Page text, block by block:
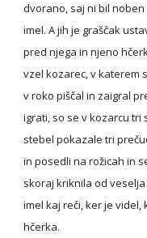
dvorano, saj ni bil
imel. A jih je graščak
pred njega in njeno
vzel kozarec, v katerem
v roko piščal in zaigral
igrati, so se v kozarcu tri
stebel pokazale tri
in posedli na rožicah in
skoraj kriknila od
imel kaj reči, ker je
hčerka.